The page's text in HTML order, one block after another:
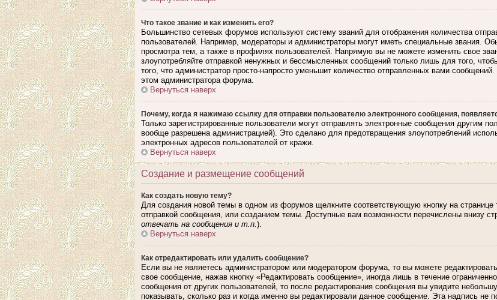
Что такое звание и как изменить его?
Большинство сетевых форумов используют систему званий для отображения количества
пользователей. Например, модераторы и администраторы могут иметь специальные звания.
просмотра тем, а также в профилях пользователей. Напрямую вы не можете изменить свое
злоупотребляйте отправкой ненужных и бессмысленных сообщений только лишь для того,
того, что администратор просто-напросто уменьшит количество отправленных вами
этом администратора форума.
Вернуться наверх
Почему, когда я нажимаю ссылку для отправки пользователю электронного сообщения,
Только зарегистрированные пользователи могут отправлять электронные сообщения другим
вообще разрешена администрацией). Это сделано для предотвращения злоупотреблений
электронных адресов пользователей от кражи.
Вернуться наверх
Создание и размещение сообщений
Как создать новую тему?
Для создания новой темы в одном из форумов щелкните соответствующую кнопку на
отправкой сообщения, или созданием темы. Доступные вам возможности перечислены внизу
отвечать на сообщения и т.п.).
Вернуться наверх
Как отредактировать или удалить сообщение?
Если вы не являетесь администратором или модератором форума, то вы можете
свое сообщение, нажав кнопку «Редактировать сообщение», иногда лишь в течение
сообщения от других пользователей, то после редактирования сообщения вы увидите
показывать, сколько раз и когда именно вы редактировали данное сообщение. Эта надпись